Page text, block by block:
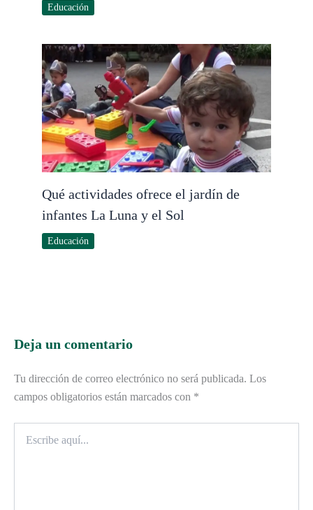
Educación
Qué actividades ofrece el jardín de
infantes La Luna y el Sol
Educación
Deja un comentario
Tu dirección de correo electrónico no será publicada. Los
campos obligatorios están marcados con *
aquí...